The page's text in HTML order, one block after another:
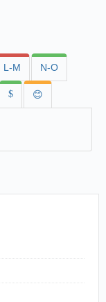
L-M N-O
$ 😊